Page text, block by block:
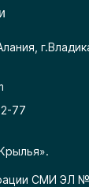
СМИ ЭЛ
77